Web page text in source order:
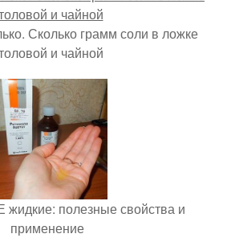
Сколько грамм соли в ложке
и чайной
полезные свойства и
применение